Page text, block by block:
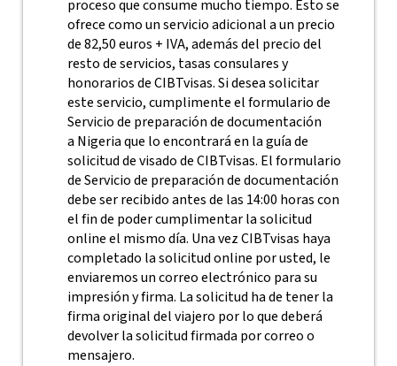
proceso que consume mucho tiempo. Esto se
ofrece como un servicio adicional a un precio
de 82,50 euros + IVA, además del precio del
resto de servicios, tasas consulares y
honorarios de CIBTvisas. Si desea solicitar
este servicio, cumplimente el formulario de
Servicio de preparación de documentación
a Nigeria que lo encontrará en la guía de
solicitud de visado de CIBTvisas. El formulario
de Servicio de preparación de documentación
debe ser recibido antes de las 14:00 horas con
el fin de poder cumplimentar la solicitud
online el mismo día. Una vez CIBTvisas haya
completado la solicitud online por usted, le
enviaremos un correo electrónico para su
impresión y firma. La solicitud ha de tener la
firma original del viajero por lo que deberá
devolver la solicitud firmada por correo o
mensajero.